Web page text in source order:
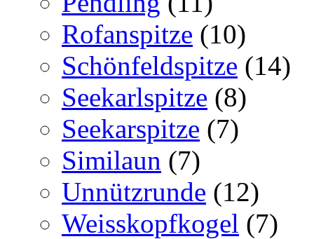
Rofanspitze (10)
Schönfeldspitze (14)
Seekarlspitze (8)
Seekarspitze (7)
Similaun (7)
Unnützrunde (12)
Weisskopfkogel (7)